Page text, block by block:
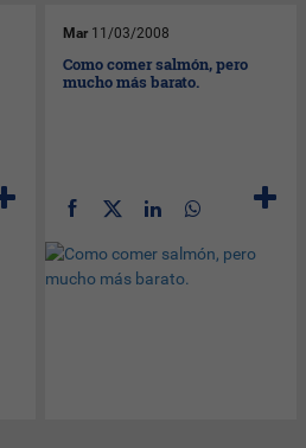
Mar 11/03/2008
Como comer salmón, pero
mucho más barato.